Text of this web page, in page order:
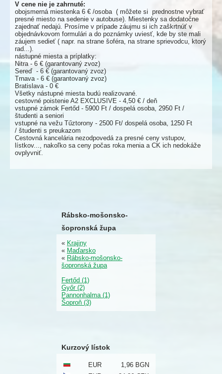
V cene nie je zahrnuté:
obojsmerná miestenka 6 € /osoba ( môžete si prednostne vybrať
presné miesto na sedenie v autobuse). Miestenky sa dodatočne
zajednať nedajú. Prosíme v prípade záujmu si ich zaškrtnúť v
objednávkovom formulári a do poznámky uviesť, kde by ste mali
záujem sedieť ( napr. na strane šoféra, na strane sprievodcu, ktorý
rad...).
nástupné miesta a príplatky:
Nitra - 6 € (garantovaný zvoz)
Sereď - 6 € (garantovaný zvoz)
Trnava - 6 € (garantovaný zvoz)
Bratislava - 0 €
Všetky nástupné miesta budú realizované.
cestovné poistenie A2 EXCLUSIVE - 4,50 € / deň
vstupné zámok Fertőd - 5900 Ft / dospelá osoba, 2950 Ft /
študenti a seniori
vstupné na vežu Tűztorony - 2500 Ft/ dospelá osoba, 1250 Ft
/ študenti s preukazom
Cestovná kancelária nezodpovedá za presné ceny vstupov,
lístkov..., nakoľko sa ceny počas roka menia a CK ich nedokáže
ovplyvniť.
Rábsko-mošonsko-
šopronská župa
« Krajiny
« Maďarsko
« Rábsko-mošonsko-
šopronská župa
Fertőd (1)
Győr (2)
Pannonhalma (1)
Šoproň (3)
Kurzový lístok
EUR
1,96 BGN